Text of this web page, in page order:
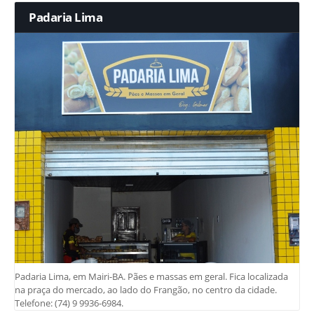
Padaria Lima
Padaria Lima, em Mairi-BA. Pães e massas em geral. Fica localizada
na praça do mercado, ao lado do Frangão, no centro da cidade.
Telefone: (74) 9 9936-6984.